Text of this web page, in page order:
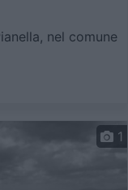
nel comune
1